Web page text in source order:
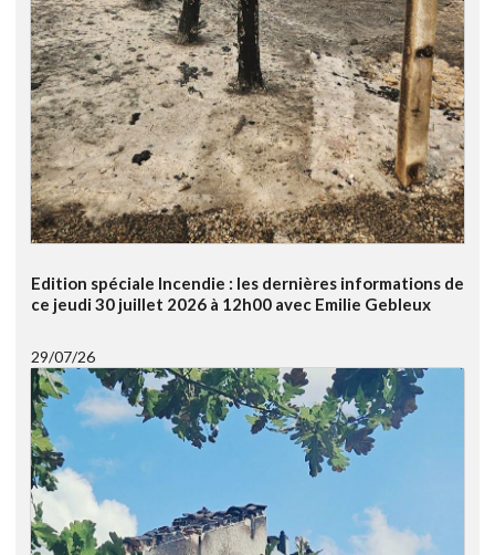
Edition spéciale Incendie : les dernières informations de
ce jeudi 30 juillet 2026 à 12h00 avec Emilie Gebleux
29/07/26